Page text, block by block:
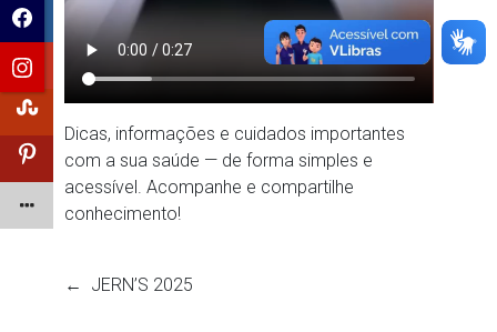
Dicas, informações e cuidados importantes
com a sua saúde — de forma simples e
acessível. Acompanhe e compartilhe
conhecimento!
← JERN’S 2025